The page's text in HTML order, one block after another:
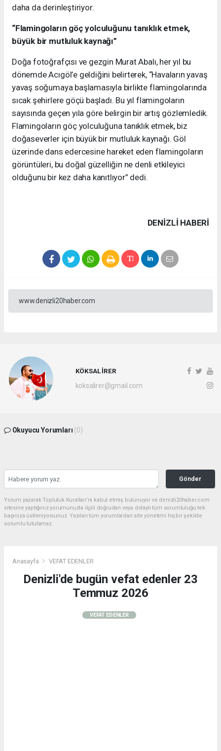
daha da derinleştiriyor.
“Flamingoların göç yolculuğunu tanıklık etmek,
büyük bir mutluluk kaynağı”
Doğa fotoğrafçısı ve gezgin Murat Abalı, her yıl bu
dönemde Acıgöl’e geldiğini belirterek, “Havaların yavaş
yavaş soğumaya başlamasıyla birlikte flamingolarında
sıcak şehirlere göçü başladı. Bu yıl flamingoların
sayısında geçen yıla göre belirgin bir artış gözlemledik.
Flamingoların göç yolculuğuna tanıklık etmek, biz
doğaseverler için büyük bir mutluluk kaynağı. Göl
üzerinde dans edercesine hareket eden flamingoların
görüntüleri, bu doğal güzelliğin ne denli etkileyici
olduğunu bir kez daha kanıtlıyor” dedi.
DENIZLI HABERİ
www.denizli20haber.com
KÖKSAL İRER
koksalirer@gmail.com
Okuyucu Yorumları (0)
Gönder
Yorum yazarak Topluluk Kuralları’nı kabul etmiş bulunuyor ve denizli20haber.com
sitesine yaptığınız yorumunuzla ilgili doğrudan veya dolaylı tüm sorumluluğu tek
başınıza üstleniyorsunuz. Yazılan tüm yorumlardan site yönetimi hiçbir şekilde
sorumlu tutulamaz.
Anasayfa VEFAT EDENLER
Denizli'de bugün vefat edenler 23
Temmuz 2026
VEFAT EDENLER